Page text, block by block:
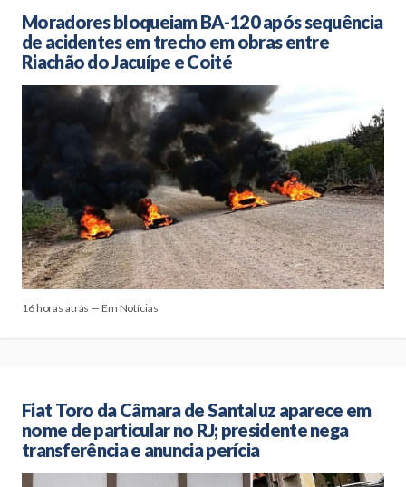
Moradores bloqueiam BA-120 após sequência
de acidentes em trecho em obras entre
Riachão do Jacuípe e Coité
16 horas atrás — Em Notícias
Fiat Toro da Câmara de Santaluz aparece em
nome de particular no RJ; presidente nega
transferência e anuncia perícia